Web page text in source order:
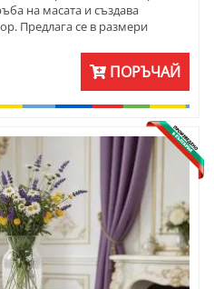
на масата и създава
Предлага се в размери
малки, така и за големи
топли естествени нюанси
и фин характер. Лесна за
ПОРЪЧАЙ